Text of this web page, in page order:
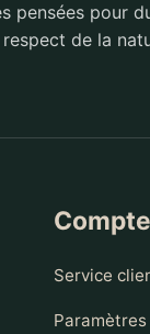
pensées pour
de la
Compte
Service